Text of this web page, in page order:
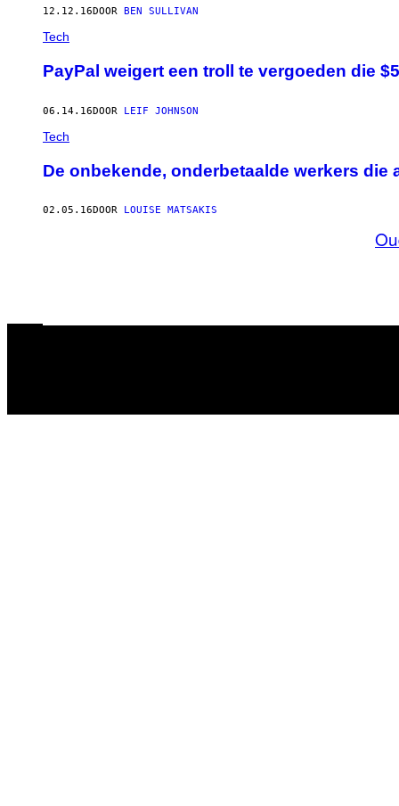
12.12.16DOOR BEN SULLIVAN
Tech
PayPal weigert een troll te vergoeden die
06.14.16DOOR LEIF JOHNSON
Tech
De onbekende, onderbetaalde werkers
02.05.16DOOR LOUISE MATSAKIS